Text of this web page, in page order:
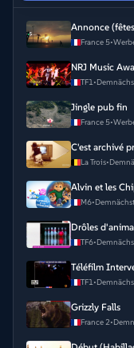
Annonce
France 5•
NRJ Music
TF1•
Jingle pub fin
France 5•
C'est archivé
La Trois•
Alvin et les
M6•Demnächst
Drôles
TF6•
Téléfilm
TF1•
Grizzly Falls
France 2•